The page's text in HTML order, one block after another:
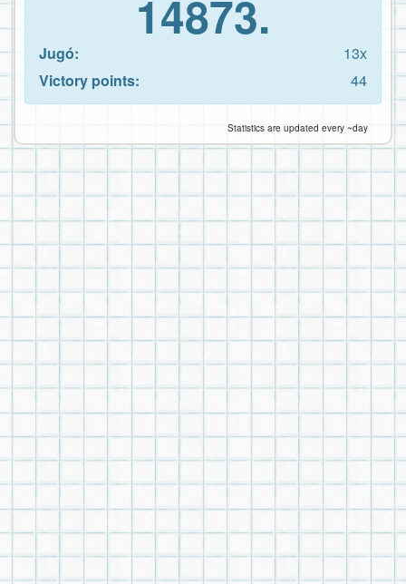
14873.
Jugó:
13x
Victory points:
44
Statistics are updated every ~day